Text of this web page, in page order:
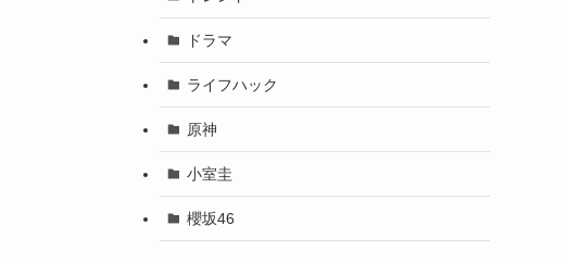
ドラマ
ライフハック
原神
小室圭
櫻坂46